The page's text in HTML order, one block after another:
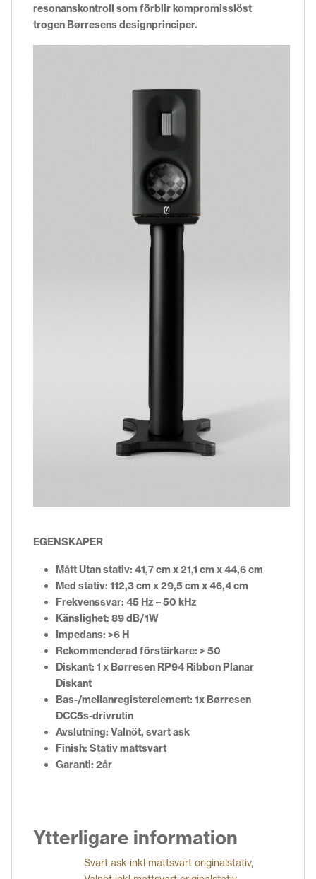
resonanskontroll som förblir kompromisslöst
trogen Børresens designprinciper.
EGENSKAPER
MåttUtan stativ: 41,7 cm x 21,1 cm x 44,6 cm
Med stativ: 112,3 cm x 29,5 cm x 46,4 cm
Frekvenssvar: 45 Hz – 50 kHz
Känslighet: 89 dB/1W
Impedans: >6 H
Rekommenderad förstärkare: > 50
Diskant: 1 x Børresen RP94 Ribbon Planar
Diskant
Bas-/mellanregisterelement: 1x Børresen
DCC5s-drivrutin
Avslutning: Valnöt, svart ask
Finish: Stativ mattsvart
Garanti: 2år
Ytterligare information
Svart ask inkl mattsvart originalstativ,